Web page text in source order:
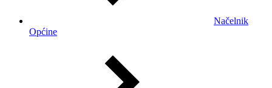
Načelnik
Općine